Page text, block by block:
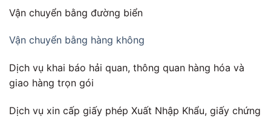
Vận chuyển bằng đường biển
Vận chuyển bằng hàng không
Dịch vụ khai báo hải quan, thông quan hàng hóa và
giao hàng trọn gói
Dịch vụ xin cấp giấy phép Xuất Nhập Khẩu, giấy chứng